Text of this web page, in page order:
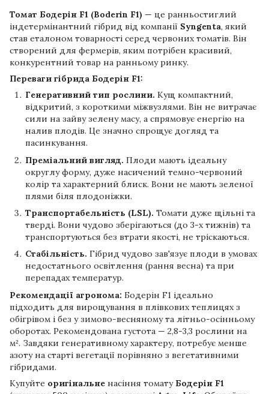
Томат Бодерін F1 (Boderin F1) — це ранньостиглий
індетермінантний гібрид від компанії Syngenta, який
став еталоном товарності серед червоних томатів. Він
створений для фермерів, яким потрібен красивий,
конкурентний товар на ранньому ринку.
Переваги гібрида Бодерін F1:
Генеративний тип рослини. Кущ компактний,
відкритий, з короткими міжвузлями. Він не витрачає
сили на зайву зелену масу, а спрямовує енергію на
налив плодів. Це значно спрощує догляд та
пасинкування.
Преміальний вигляд. Плоди мають ідеальну
округлу форму, дуже насичений темно-червоний
колір та характерний блиск. Вони не мають зеленої
плями біля плодоніжки.
Транспортабельність (LSL). Томати дуже щільні та
тверді. Вони чудово зберігаються (до 3-х тижнів) та
транспортуються без втрати якості, не тріскаються.
Стабільність. Гібрид чудово зав'язує плоди в умовах
недостатнього освітлення (рання весна) та при
перепадах температур.
Рекомендації агронома: Бодерін F1 ідеально
підходить для вирощування в плівкових теплицях з
обігрівом і без у зимово-весняному та літньо-осінньому
оборотах. Рекомендована густота — 2,8-3,3 рослини на
м². Завдяки генеративному характеру, потребує менше
азоту на старті вегетації порівняно з вегетативними
гібридами.
Купуйте оригінальне насіння томату Бодерін F1